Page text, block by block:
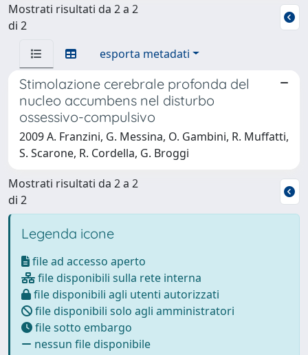
Mostrati risultati da 2 a 2
di 2
esporta metadati
Stimolazione cerebrale profonda del
nucleo accumbens nel disturbo
ossessivo-compulsivo
2009 A. Franzini, G. Messina, O. Gambini, R. Muffatti,
S. Scarone, R. Cordella, G. Broggi
Mostrati risultati da 2 a 2
di 2
Legenda icone
file ad accesso aperto
file disponibili sulla rete interna
file disponibili agli utenti autorizzati
file disponibili solo agli amministratori
file sotto embargo
nessun file disponibile